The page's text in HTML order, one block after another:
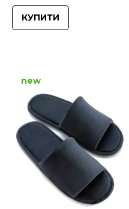
КУПИТИ
new